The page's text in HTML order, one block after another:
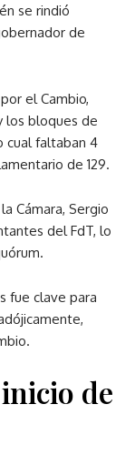
se rindió
de
el Cambio,
los bloques de
cual faltaban 4
de 129.
Cámara, Sergio
del FdT, lo
fue clave para
de